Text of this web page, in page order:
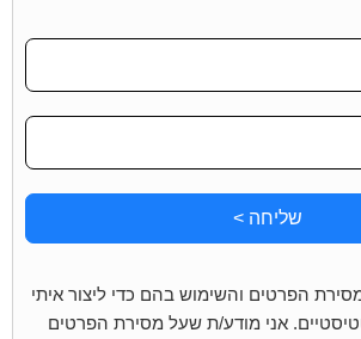
שליחה >
הפרטים והשימוש בהם כדי ליצור איתי
אני מודע/ת שעל מסירת הפרטים